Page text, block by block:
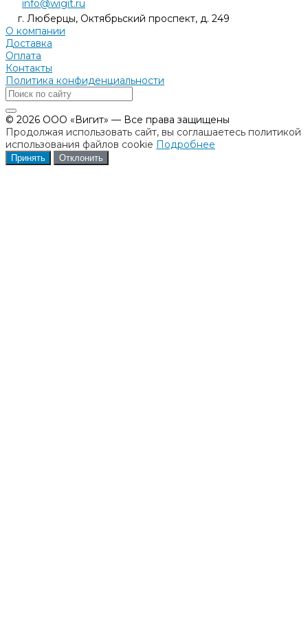
info@wigit.ru
г. Люберцы, Октябрьский проспект, д. 249
О компании
Доставка
Оплата
Контакты
Политика конфиденциальности
© 2026 ООО «Вигит» — Все права защищены
Продолжая использовать сайт, вы соглашаетесь политикой
использования файлов cookie Подробнее
Принять Отклонить